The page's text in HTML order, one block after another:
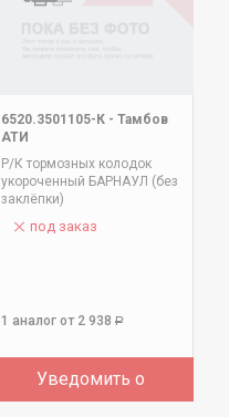
6520.3501105-К - Тамбов
АТИ
Р/К тормозных колодок
укороченный БАРНАУЛ (без
заклёпки)
под заказ
1 аналог от 2 938 Р
Уведомить о